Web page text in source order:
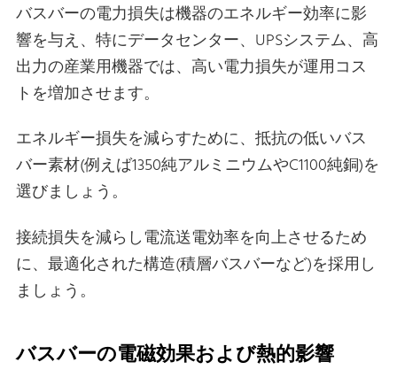
バスバーの電力損失は機器のエネルギー効率に影
響を与え、特にデータセンター、UPSシステム、高
出力の産業用機器では、高い電力損失が運用コス
トを増加させます。
エネルギー損失を減らすために、抵抗の低いバス
バー素材(例えば1350純アルミニウムやC1100純銅)を
選びましょう。
接続損失を減らし電流送電効率を向上させるため
に、最適化された構造(積層バスバーなど)を採用し
ましょう。
バスバーの電磁効果および熱的影響